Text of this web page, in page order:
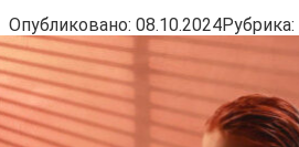
Опубликовано: 08.10.2024Рубрика: